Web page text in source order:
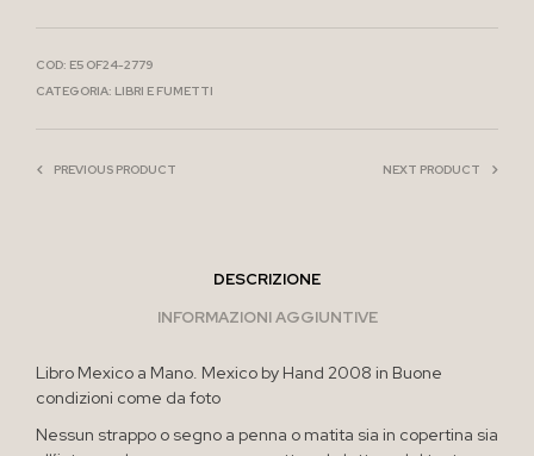
COD: E5 OF24-2779
CATEGORIA: LIBRI E FUMETTI
PREVIOUS PRODUCT NEXT PRODUCT
DESCRIZIONE
INFORMAZIONI AGGIUNTIVE
Libro Mexico a Mano. Mexico by Hand 2008 in Buone
condizioni come da foto
Nessun strappo o segno a penna o matita sia in copertina sia